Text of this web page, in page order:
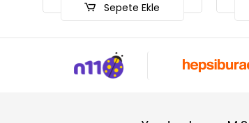
Sepete Ekle Sepete Ekle